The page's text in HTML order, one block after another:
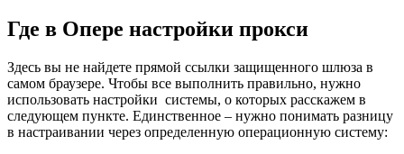
Где в Опере настройки прокси
Здесь вы не найдете прямой ссылки защищенного шлюза в
самом браузере. Чтобы все выполнить правильно, нужно
использовать настройки системы, о которых расскажем в
следующем пункте. Единственное – нужно понимать разницу
в настраивании через определенную операционную систему: